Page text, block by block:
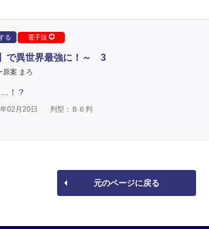
る 電子版
で異世界最強に！～ 3
原案 まろ
…！？
02月20日 判型：Ｂ６判
元のページに戻る